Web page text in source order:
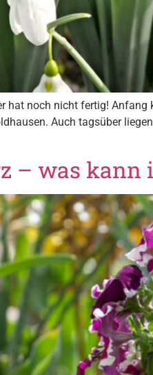
hat noch nicht fertig!
Auch tagsüber
– was kann